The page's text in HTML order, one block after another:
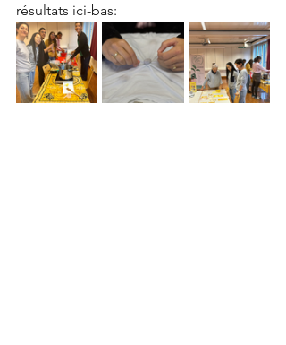
résultats ici-bas: